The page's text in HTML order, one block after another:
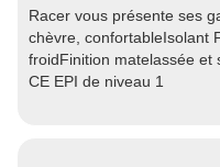
Racer vous présente ses
chèvre, confortableIsolant
froidFinition matelassée et
CE EPI de niveau 1